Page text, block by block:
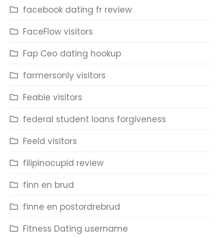
facebook dating fr review
FaceFlow visitors
Fap Ceo dating hookup
farmersonly visitors
Feabie visitors
federal student loans forgiveness
Feeld visitors
filipinocupid review
finn en brud
finne en postordrebrud
Fitness Dating username